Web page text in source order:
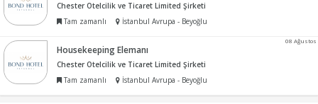
Chester Otelcilik ve Ticaret Limited Şirketi
Tam zamanlı
İstanbul Avrupa - Beyoğlu
08 Ağustos
Housekeeping Elemanı
Chester Otelcilik ve Ticaret Limited Şirketi
Tam zamanlı
İstanbul Avrupa - Beyoğlu